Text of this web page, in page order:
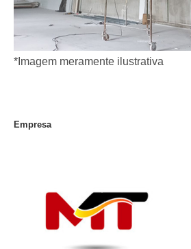
*Imagem meramente ilustrativa
Empresa